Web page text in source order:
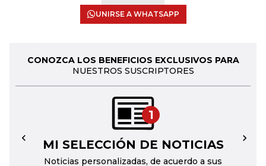
UNIRSE A WHATSAPP
CONOZCA LOS BENEFICIOS EXCLUSIVOS PARA
NUESTROS SUSCRIPTORES
1
MI SELECCIÓN DE NOTICIAS
Noticias personalizadas, de acuerdo a sus
← →